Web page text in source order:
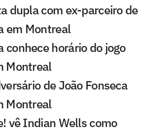
dupla com ex-parceiro de
em Montreal
conhece horário do jogo
Montreal
de João Fonseca
Montreal
vê Indian Wells como